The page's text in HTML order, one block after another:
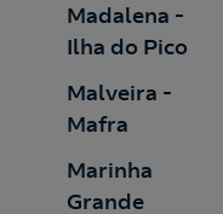
Madalena -
Ilha do Pico
Malveira -
Mafra
Marinha
Grande